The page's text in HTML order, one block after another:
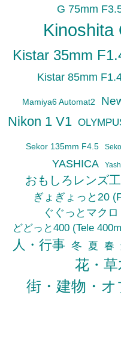
G 75mm
Kinoshita
Kistar 35mm
Kistar 85mm
Mamiya6 Automat2
Nikon 1 V1
Sekor 135mm F4.5
YASHICA
おもしろレンズ
ぎょぎょっと20
ぐぐっとマク
どどっと400 (Tele
人・行事 冬 夏 春
花・
街・建物・